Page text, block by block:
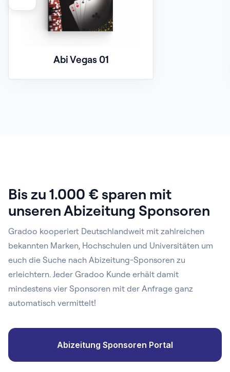
Abi Vegas 01
Bis zu 1.000 € sparen mit
unseren Abizeitung Sponsoren
Gradoo kooperiert Deutschlandweit mit zahlreichen
bekannten Marken, Hochschulen und Universitäten um
euch die Suche nach Abizeitung-Sponsoren zu
erleichtern. Jeder Gradoo Kunde erhält damit
mindestens vier Sponsoren mit der Anfrage ganz
automatisch vermittelt!
Abizeitung Sponsoren Portal